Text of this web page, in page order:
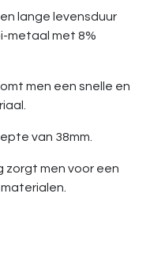
lange levensduur
metaal met 8%
men een snelle en
van 38mm.
zorgt men voor een